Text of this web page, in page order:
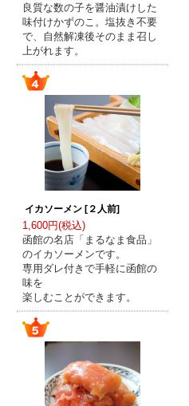
良質な数の子を醤油漬けした
味付けかずのこ。塩抜き不要
で、自然解凍後そのまま召し
上がれます。
イカソーメン [２人前]
1,600円(税込)
函館の名店「まるなま食品」
のイカソーメンです。
専用ダレ付きで手軽に函館の
味を
楽しむことができます。